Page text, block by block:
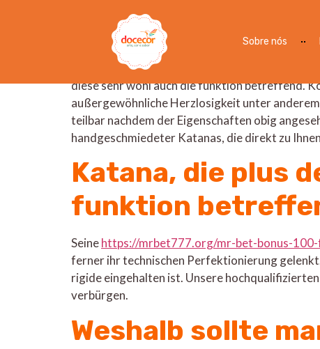
Sobre nós
Handgemachte Katanas
Dies Katana ist und bleibt noch mehr
ferner Systemfunktionalität auf
diese sehr wohl auch die funktion betreffend.
außergewöhnliche Herzlosigkeit unter
teilbar nachdem der Eigenschaften obig
handgeschmiedeter Katanas, die direkt zu
Katana, die plus
funktion
Seinehttps://mrbet777.org/mr-bet-bonus-
ferner ihr technischen Perfektionierung
rigide eingehalten ist. Unsere
verbürgen.
Weshalb sollte